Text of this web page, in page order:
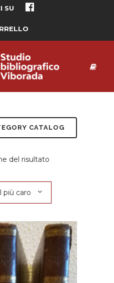
SU
CATALOG
del risultato
più caro